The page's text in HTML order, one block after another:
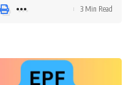
3 Min Read